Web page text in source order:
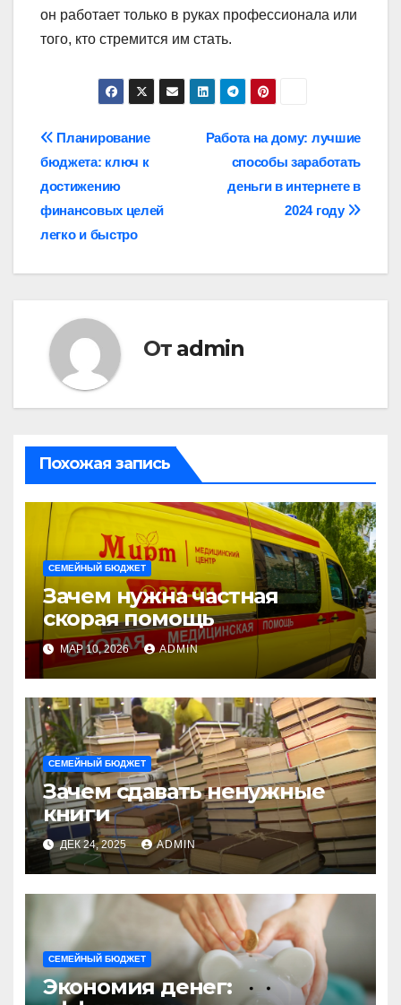
он работает только в руках профессионала или
того, кто стремится им стать.
Навигация
по
записям
Работа на дому: лучшие
способы заработать
деньги в интернете в
2024 году
Планирование
бюджета: ключ к
достижению
финансовых целей
легко и быстро
От admin
Похожая запись
СЕМЕЙНЫЙ БЮДЖЕТ
Зачем нужна частная
скорая помощь
МАР 10, 2026 ADMIN
СЕМЕЙНЫЙ БЮДЖЕТ
Зачем сдавать ненужные
книги
ДЕК 24, 2025 ADMIN
СЕМЕЙНЫЙ БЮДЖЕТ
Экономия денег: